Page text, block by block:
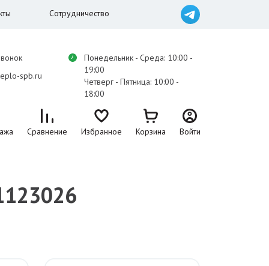
Сотрудничество
spb.ru
Понедельник - Среда: 10:00 -
19:00
Четверг - Пятница: 10:00 -
18:00
Сравнение Избранное Корзина Войти